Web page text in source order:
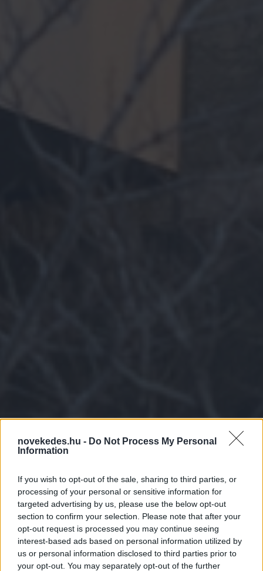
novekedes.hu - Do Not Process My Personal
Information
If you wish to opt-out of the sale, sharing to third parties, or
processing of your personal or sensitive information for
targeted advertising by us, please use the below opt-out
section to confirm your selection. Please note that after your
opt-out request is processed you may continue seeing
interest-based ads based on personal information utilized by
us or personal information disclosed to third parties prior to
your opt-out. You may separately opt-out of the further
Épülnek az amerikai
szuperszámítógépek,
Trump vámmentességet
ad